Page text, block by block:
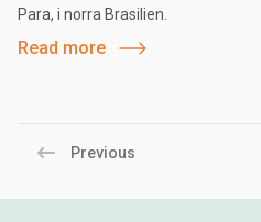
Para, i norra Brasilien.
Read more
Previous